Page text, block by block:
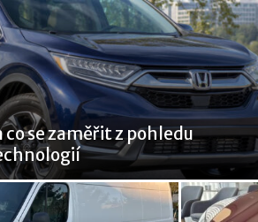
co se zaměřit z pohledu